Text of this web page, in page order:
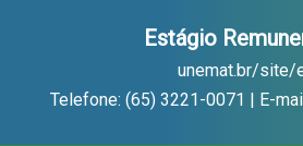
Estágio
unemat.br/site/
Telefone: (65) 3221-0071 | E-